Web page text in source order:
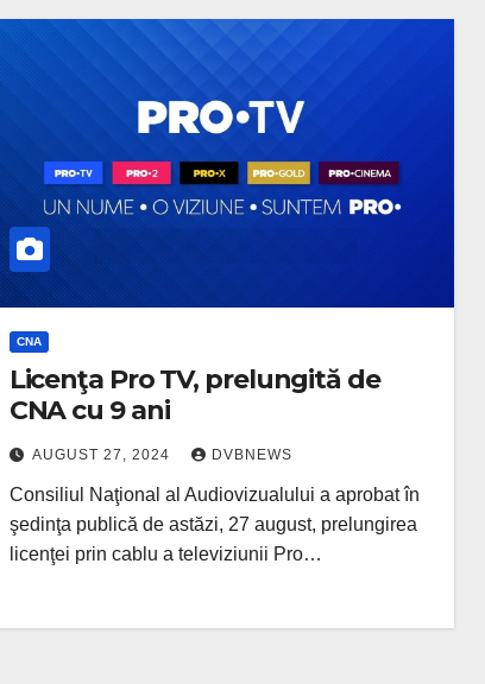
CNA
Licenţa Pro TV, prelungită de
CNA cu 9 ani
AUGUST 27, 2024 DVBNEWS
Consiliul Naţional al Audiovizualului a aprobat în
şedinţa publică de astăzi, 27 august, prelungirea
licenţei prin cablu a televiziunii Pro…